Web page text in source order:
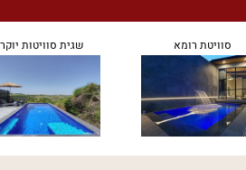
סוויטת רומא שגית סוויטות